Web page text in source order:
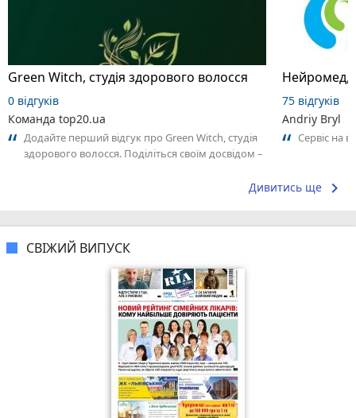
Green Witch, студія здорового волосся
0 відгуків
Команда top20.ua
Додайте перший відгук про Green Witch, студія
здорового волосся. Поділіться своїм досвідом –
Нейромед,
75 відгуків
Andriy Bryl
Сервіс на
Дивитись ще keyboard_arrow_right
СВІЖИЙ ВИПУСК